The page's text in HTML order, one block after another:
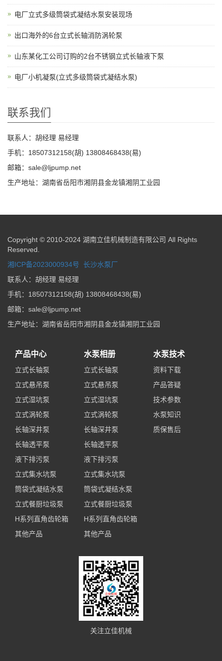
电厂立式多级筒袋式凝结水泵安装现场
出口海外的6台立式长轴消防涡轮泵
山东某化工公司订购的2台不锈钢立式长轴液下泵
电厂小机凝泵(立式多级筒袋式凝结水泵)
联系我们
联系人：胡经理 易经理
手机：18507312158(胡) 13808468438(易)
邮箱：sale@ljpump.net
生产地址：湖南省岳阳市湘阴县金龙镇湘阴工业园
Copyright © 2010-2024 湖南立佳机械制造有限公司 All Rights
Reserved.
湘ICP备2023000934号 长沙水泵厂
联系人：胡经理 易经理
手机：18507312158(胡) 13808468438(易)
邮箱：sale@ljpump.net
生产地址：湖南省岳阳市湘阴县金龙镇湘阴工业园
产品中心
立式长轴泵
立式悬吊泵
立式湿坑泵
立式涡轮泵
长轴深井泵
长轴透平泵
液下排污泵
立式集水坑泵
筒袋式凝结水泵
立式餐厨垃圾泵
H系列直角齿轮箱
其他产品
水泵相册
立式长轴泵
立式悬吊泵
立式湿坑泵
立式涡轮泵
长轴深井泵
长轴透平泵
液下排污泵
立式集水坑泵
筒袋式凝结水泵
立式餐厨垃圾泵
H系列直角齿轮箱
其他产品
水泵技术
资料下载
产品答疑
技术参数
水泵知识
质保售后
关注立佳机械